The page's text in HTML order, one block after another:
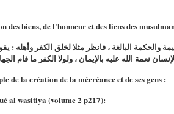
des biens, de l'honneur et des liens des
والحكمة البالغة ، فانظر مثلا لخلق الكفر وأهله
de la création de la mécréance et de ses gens :
al wasitiya (volume 2 p217):